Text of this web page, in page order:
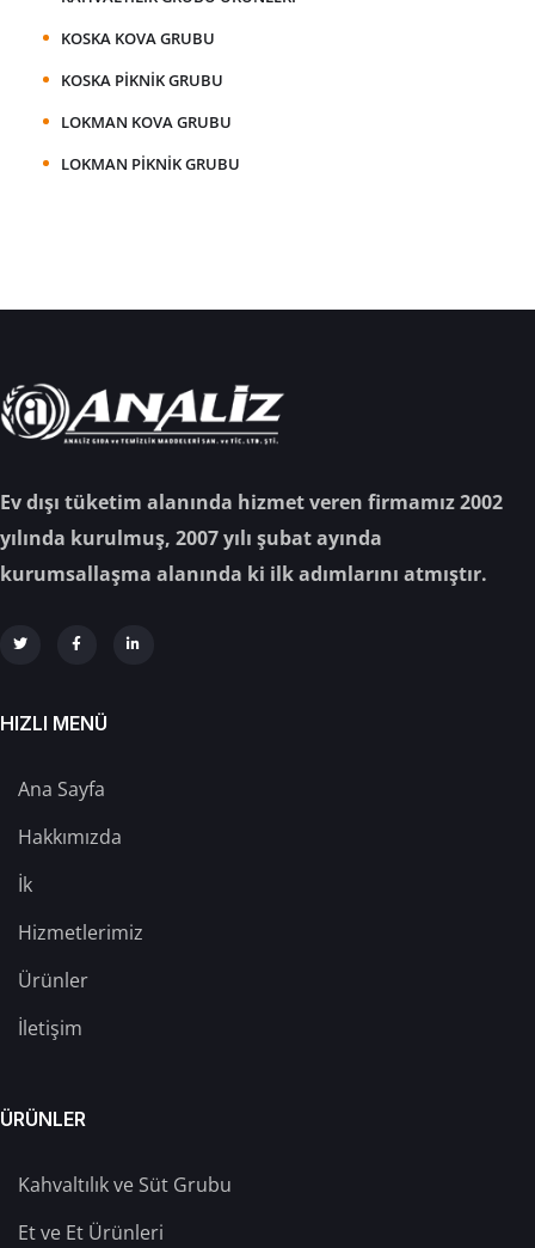
KOSKA KOVA GRUBU
KOSKA PIKNIK GRUBU
LOKMAN KOVA GRUBU
LOKMAN PIKNIK GRUBU
Ev dışı tüketim alanında hizmet veren firmamız 2002
yılında kurulmuş, 2007 yılı şubat ayında
kurumsallaşma alanında ki ilk adımlarını atmıştır.
HIZLI MENÜ
Ana Sayfa
Hakkımızda
İk
Hizmetlerimiz
Ürünler
İletişim
ÜRÜNLER
Kahvaltılık ve Süt Grubu
Et ve Et Ürünleri